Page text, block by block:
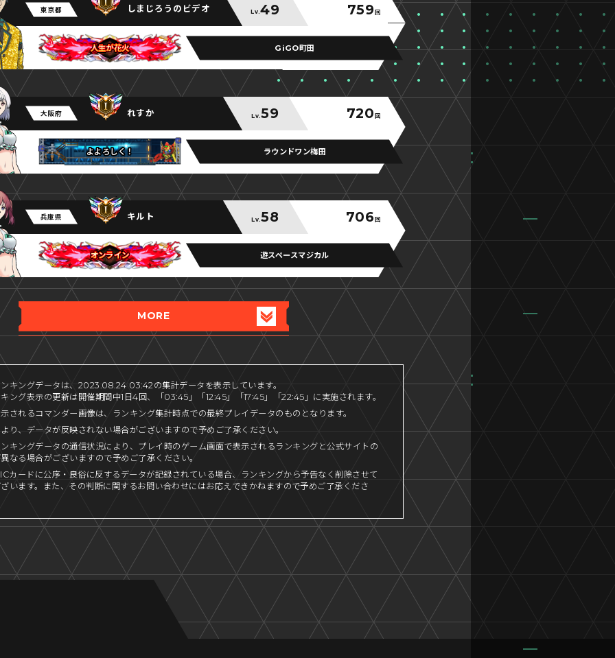
東京都 しまじろうのビデオ Lv.49 759回
人生が花火
人生が花火
人生が花火 GiGO町田
大阪府 れすか Lv.59 720回
よよろしく！
よよろしく！
よよろしく！ ラウンドワン梅田
兵庫県 キルト Lv.58 706回
オンライン
オンライン
オンライン 遊スペースマジカル
MORE
キングデータは、2023.08.24 03:42の集計データを表示しています。
ング表示の更新は開催期間中1日4回、「03:45」「12:45」「17:45」「22:45」に実施されます。
されるコマンダー画像は、ランキング集計時点での最終プレイデータのものとなります。
り、データが反映されない場合がございますので予めご了承ください。
キングデータの通信状況により、プレイ時のゲーム画面で表示されるランキングと公式サイトの
なる場合がございますので予めご了承ください。
カードに公序・良俗に反するデータが記録されている場合、ランキングから予告なく削除させて
います。また、その判断に関するお問い合わせにはお応えできかねますので予めご了承くださ